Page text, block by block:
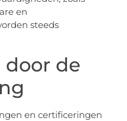
en
steeds
door de
en certificeringen